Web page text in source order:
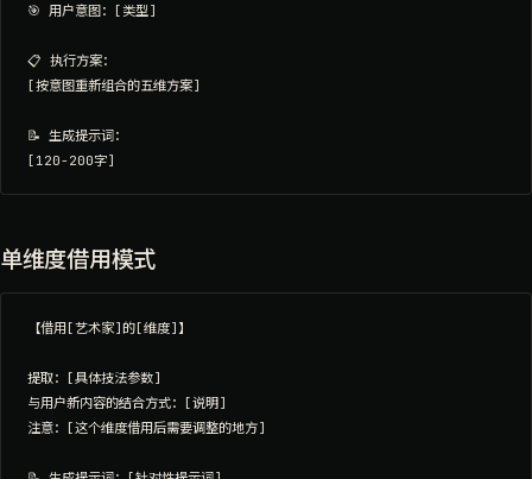
🎯 用户意图：[类型]
📋 执行方案：
[按意图重新组合的五维方案]
📝 生成提示词：
单维度借用模式
【借用[艺术家]的[维度]】
提取：[具体技法参数]
与用户新内容的结合方式：[说明]
注意：[这个维度借用后需要调整的地方]